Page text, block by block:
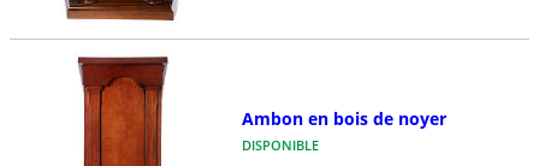
Ambon en bois de noyer
DISPONIBLE